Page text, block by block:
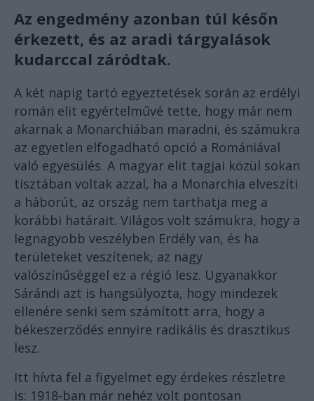
Az engedmény azonban túl későn
érkezett, és az aradi tárgyalások
kudarccal záródtak.
A két napig tartó egyeztetések során az erdélyi
román elit egyértelművé tette, hogy már nem
akarnak a Monarchiában maradni, és számukra
az egyetlen elfogadható opció a Romániával
való egyesülés. A magyar elit tagjai közül sokan
tisztában voltak azzal, ha a Monarchia elveszíti
a háborút, az ország nem tarthatja meg a
korábbi határait. Világos volt számukra, hogy a
legnagyobb veszélyben Erdély van, és ha
területeket veszítenek, az nagy
valószínűséggel ez a régió lesz. Ugyanakkor
Sárándi azt is hangsúlyozta, hogy mindezek
ellenére senki sem számított arra, hogy a
békeszerződés ennyire radikális és drasztikus
lesz.
Itt hívta fel a figyelmet egy érdekes részletre
is: 1918-ban már nehéz volt pontosan